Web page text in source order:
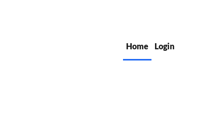
Home
Login